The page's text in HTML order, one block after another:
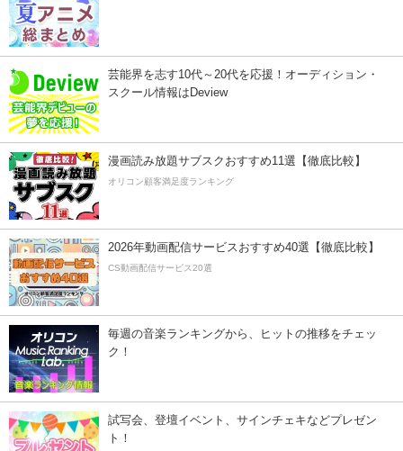
芸能界を志す10代～20代を応援！オーディション・
スクール情報はDeview
漫画読み放題サブスクおすすめ11選【徹底比較】
オリコン顧客満足度ランキング
2026年動画配信サービスおすすめ40選【徹底比較】
CS動画配信サービス20選
毎週の音楽ランキングから、ヒットの推移をチェッ
ク！
試写会、登壇イベント、サインチェキなどプレゼン
ト！